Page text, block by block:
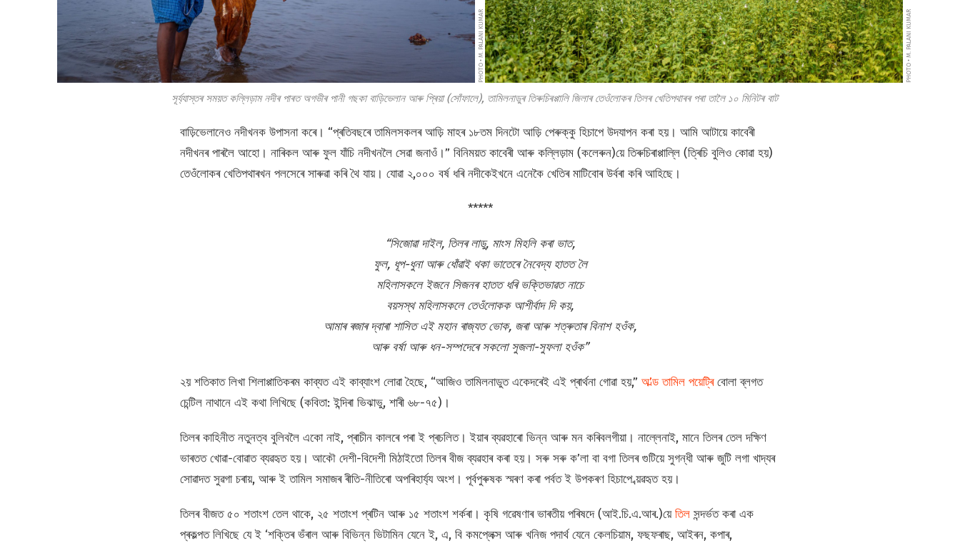
PHOTO • M. PALANI KUMAR PHOTO • M. PALANI KUMAR
সূৰ্য্যাস্তৰ সময়ত কল্লিড়াম নদীৰ পাৰত অগভীৰ পানী গছকা বাড়িভেলান আৰু প্ৰিয়া (সোঁফালে), তামিলনাডুৰ তিৰুচিৰপ্পালি জিলাৰ তেওঁলোকৰ তিলৰ খেতিপথাৰৰ পৰা তালৈ ১০ মিনিটৰ বাট
বাড়িভেলানেও নদীখনক উপাসনা কৰে। “প্ৰতিবছৰে তামিলসকলৰ আড়ি মাহৰ ১৮তম দিনটো আড়ি পেৰুক্কু হিচাপে উদযাপন কৰা হয়। আমি আটায়ে কাবেৰী
নদীখনৰ পাৰলৈ আহো। নাৰিকল আৰু ফুল যাঁচি নদীখনলৈ সেৱা জনাওঁ।” বিনিময়ত কাবেৰী আৰু কল্লিড়াম (কলেৰুন)য়ে তিৰুচিৰাপ্পাল্লি (ত্ৰিচি বুলিও কোৱা হয়)
তেওঁলোকৰ খেতিপথাৰখন পলসেৰে সাৰুৱা কৰি থৈ যায়। যোৱা ২,০০০ বৰ্ষ ধৰি নদীকেইখনে এনেকৈ খেতিৰ মাটিবোৰ উৰ্বৰা কৰি আহিছে।
*****
“সিজোৱা দাইল, তিলৰ লাডু, মাংস মিহলি কৰা ভাত,
ফুল, ধূপ-ধুনা আৰু ধোঁৱাই থকা ভাতেৰে নৈবেদ্য হাতত লৈ
মহিলাসকলে ইজনে সিজনৰ হাতত ধৰি ভক্তিভাৱত নাচে
বয়সস্থ মহিলাসকলে তেওঁলোকক আশীৰ্বাদ দি কয়,
আমাৰ ৰজাৰ দ্বাৰা শাসিত এই মহান ৰাজ্যত ভোক, জৰা আৰু শত্ৰুতাৰ বিনাশ হওঁক,
আৰু বৰ্ষা আৰু ধন-সম্পদেৰে সকলো সুজলা-সুফলা হওঁক”
২য় শতিকাত লিখা শিলাপ্পাতিকৰম কাব্যত এই কাব্যাংশ লোৱা হৈছে, “আজিও তামিলনাডুত একেদৰেই এই প্ৰাৰ্থনা গোৱা হয়,” অ’ল্ড তামিল পয়েট্ৰিবোলা ব্লগত
চেন্টিল নাথানে এই কথা লিখিছে (কবিতা: ইন্দিৰা ভিঝাভু, শাৰী ৬৮-৭৫)।
তিলৰ কাহিনীত নতুনত্ব বুলিবলৈ একো নাই, প্ৰাচীন কালৰে পৰা ই প্ৰচলিত। ইয়াৰ ব্যৱহাৰো ভিন্ন আৰু মন কৰিবলগীয়া। নাল্লেনাই, মানে তিলৰ তেল দক্ষিণ
ভাৰতত খোৱা-বোৱাত ব্যৱহৃত হয়। আকৌ দেশী-বিদেশী মিঠাইতো তিলৰ বীজ ব্যৱহাৰ কৰা হয়। সৰু সৰু ক’লা বা বগা তিলৰ গুটিয়ে সুগন্ধী আৰু জুটি লগা খাদ্যৰ
সোৱাদত সুৱগা চৰায়, আৰু ই তামিল সমাজৰ ৰীতি-নীতিৰো অপৰিহাৰ্য্য অংশ। পূৰ্বপুৰুষক স্মৰণ কৰা পৰ্বত ই উপকৰণ হিচাপে ব্য়ৱহৃত হয়।
তিলৰ বীজত ৫০ শতাংশ তেল থাকে, ২৫ শতাংশ প্ৰটিন আৰু ১৫ শতাংশ শৰ্কৰা। কৃষি গৱেষণাৰ ভাৰতীয় পৰিষদে (আই.চি.এ.আৰ.)য়েতিল সন্দৰ্ভত কৰা এক
প্ৰকল্পত লিখিছে যে ই ‘শক্তিৰ ভঁৰাল আৰু বিভিন্ন ভিটামিন যেনে ই, এ, বি কমপ্লেক্স আৰু খনিজ পদাৰ্থ যেনে কেলচিয়াম, ফছফৰাছ, আইৰন, কপাৰ,